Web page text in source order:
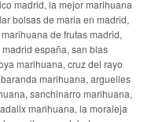
madrid, la mejor marihuana
bolsas de maria en madrid,
de frutas madrid,
españa, san blas
marihuana, cruz del rayo
marihuana, arguelles
sanchinarro marihuana,
marihuana, la moraleja